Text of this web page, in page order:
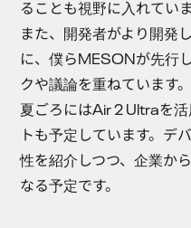
ることも視野に入れていま
また、開発者がより開発
に、僕らMESONが先行
クや議論を重ねています。
夏ごろにはAir 2 Ultraを
トも予定しています。デ
性を紹介しつつ、企業か
なる予定です。